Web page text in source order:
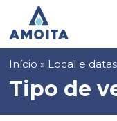
conteúdo
principal
Navegação
estrutural
Início Local e datas
Tipo de